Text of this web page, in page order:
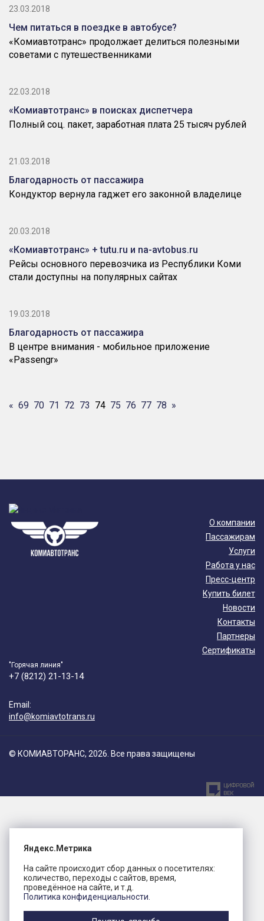
23.03.2018
Чем питаться в поездке в автобусе?
«Комиавтотранс» продолжает делиться полезными
советами с путешественниками
22.03.2018
«Комиавтотранс» в поисках диспетчера
Полный соц. пакет, заработная плата 25 тысяч рублей
21.03.2018
Благодарность от пассажира
Кондуктор вернула гаджет его законной владелице
20.03.2018
«Комиавтотранс» + tutu.ru и na-avtobus.ru
Рейсы основного перевозчика из Республики Коми
стали доступны на популярных сайтах
19.03.2018
Благодарность от пассажира
В центре внимания - мобильное приложение
«Passengr»
« 69 70 71 72 73 74 75 76 77 78 »
О компании
Пассажирам
Услуги
Работа у нас
Пресс-центр
Купить билет
Новости
Контакты
Партнеры
Сертификаты
"Горячая линия"
+7 (8212) 21-13-14
Email:
info@komiavtotrans.ru
© КОМИАВТОРАНС, 2026. Все права защищены
Яндекс.Метрика
На сайте происходит сбор данных о посетителях:
количество, переходы с сайтов, время,
проведённое на сайте, и т.д.
Политика конфиденциальности.